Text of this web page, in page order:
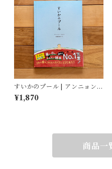
すいかのプール | アンニョン・
タル, 斎藤 真理子(訳)
¥1,870
商品一